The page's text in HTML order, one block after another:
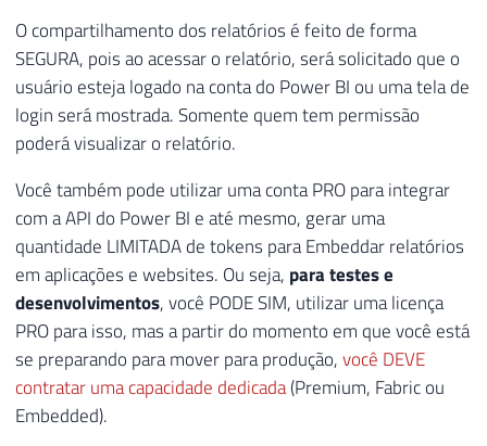
O compartilhamento dos relatórios é feito de forma
SEGURA, pois ao acessar o relatório, será solicitado que o
usuário esteja logado na conta do Power BI ou uma tela de
login será mostrada. Somente quem tem permissão
poderá visualizar o relatório.
Você também pode utilizar uma conta PRO para integrar
com a API do Power BI e até mesmo, gerar uma
quantidade LIMITADA de tokens para Embeddar relatórios
em aplicações e websites. Ou seja, para testes e
desenvolvimentos, você PODE SIM, utilizar uma licença
PRO para isso, mas a partir do momento em que você está
se preparando para mover para produção,você DEVE
contratar uma capacidade dedicada(Premium, Fabric ou
Embedded).